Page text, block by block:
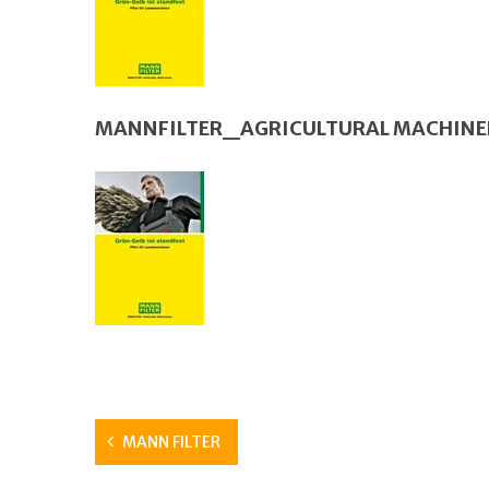
MANNFILTER_AGRICULTURAL
MANN FILTER